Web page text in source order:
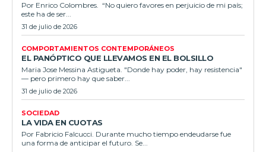
Por Enrico Colombres. “No quiero favores en perjuicio de mi país;
este ha de ser...
31 de julio de 2026
COMPORTAMIENTOS CONTEMPORÁNEOS
EL PANÓPTICO QUE LLEVAMOS EN EL BOLSILLO
Maria Jose Messina Astigueta. "Donde hay poder, hay resistencia"
— pero primero hay que saber...
31 de julio de 2026
SOCIEDAD
LA VIDA EN CUOTAS
Por Fabricio Falcucci. Durante mucho tiempo endeudarse fue
una forma de anticipar el futuro. Se...